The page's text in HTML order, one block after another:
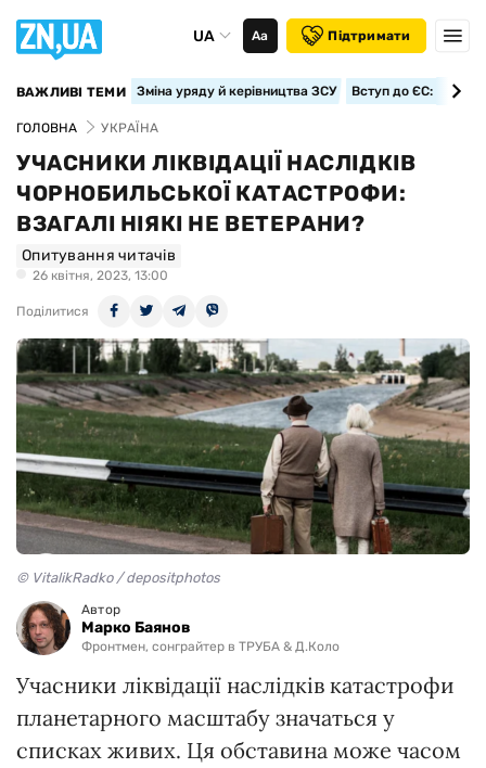
UA Аа Підтримати
ВАЖЛИВІ ТЕМИ Зміна уряду й керівництва ЗСУ Вступ до ЄС:
ГОЛОВНА УКРАЇНА
УЧАСНИКИ ЛІКВІДАЦІЇ НАСЛІДКІВ
ЧОРНОБИЛЬСЬКОЇ КАТАСТРОФИ:
ВЗАГАЛІ НІЯКІ НЕ ВЕТЕРАНИ?
Опитування читачів
26 квiтня, 2023, 13:00
Поділитися
© VitalikRadko / depositphotos
Автор
Марко Баянов
Фронтмен, сонграйтер в ТРУБА & Д.Коло
Учасники ліквідації наслідків катастрофи
планетарного масштабу значаться у
списках живих. Ця обставина може часом